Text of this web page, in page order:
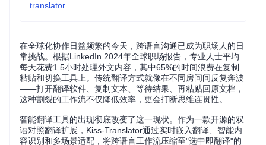
translator
在全球化协作日益频繁的今天，跨语言沟通已成为职场人的日
常挑战。根据LinkedIn 2024年全球职场报告，专业人士平均
每天花费1.5小时处理外文内容，其中65%的时间浪费在复制
粘贴和切换工具上。传统翻译方式就像在不同房间间反复奔波
——打开翻译软件、复制文本、等待结果、再粘贴回原文档，
这种割裂的工作流不仅降低效率，更会打断思维连贯性。
智能翻译工具的出现彻底改变了这一现状。作为一款开源的双
语对照翻译扩展，Kiss-Translator通过实时嵌入翻译、智能内
容识别和多场景适配，将跨语言工作流压缩至"选中即翻译"的